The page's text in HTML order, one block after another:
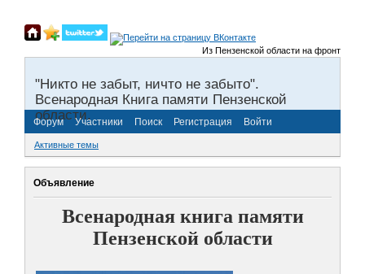
Из Пензенской области на фронты
"Никто не забыт, ничто не забыто".
Всенародная Книга памяти Пензенской
области.
Форум Участники Поиск Регистрация Войти
Активные темы
Объявление
Всенародная книга памяти
Пензенской области